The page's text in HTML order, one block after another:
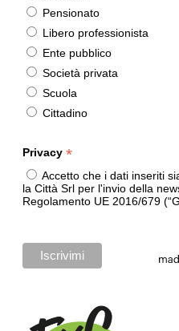
Pensionato
Libero professionista
Ente pubblico
Società privata
Scuola
Cittadino
Privacy *
Accetto che i dati inseriti
la Città Srl per l'invio della
Regolamento UE 2016/679